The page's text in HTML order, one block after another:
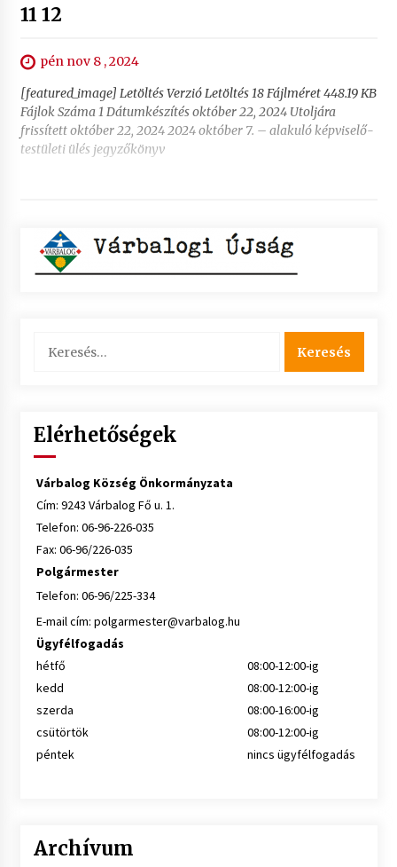
11 12
pén nov 8 , 2024
[featured_image] Letöltés Verzió Letöltés 18 Fájlméret 448.19 KB
Fájlok Száma 1 Dátumkészítés október 22, 2024 Utoljára
frissített október 22, 2024 2024 október 7. – alakuló képviselő-
testületi ülés jegyzőkönyv
Elérhetőségek
Várbalog Község Önkormányzata
Cím: 9243 Várbalog Fő u. 1.
Telefon: 06-96-226-035
Fax: 06-96/226-035
Polgármester
Telefon: 06-96/225-334
E-mail cím: polgarmester@varbalog.hu
Ügyfélfogadás
hétfő
08:00-12:00-ig
kedd
08:00-12:00-ig
szerda
08:00-16:00-ig
csütörtök
08:00-12:00-ig
péntek
nincs ügyfélfogadás
Archívum